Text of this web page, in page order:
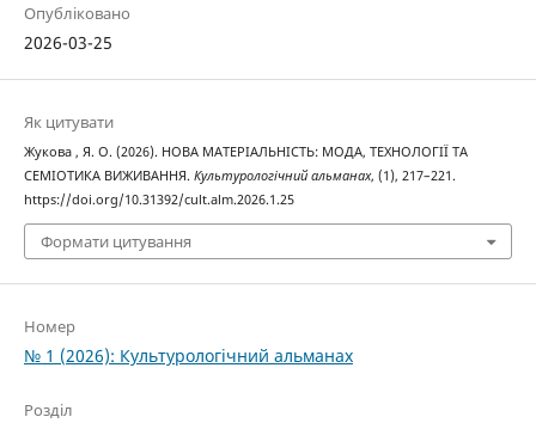
Опубліковано
2026-03-25
Як цитувати
Жукова , Я. О. (2026). НОВА МАТЕРІАЛЬНІСТЬ: МОДА, ТЕХНОЛОГІЇ ТА
СЕМІОТИКА ВИЖИВАННЯ. Культурологічний альманах, (1), 217–221.
https://doi.org/10.31392/cult.alm.2026.1.25
Формати цитування
Номер
№ 1 (2026): Культурологічний альманах
Розділ